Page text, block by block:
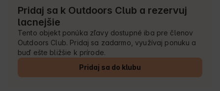
Pridaj sa k Outdoors Club a rezervuj
lacnejšie
Tento objekt ponúka zľavy dostupné iba pre členov
Outdoors Club. Pridaj sa zadarmo, využívaj ponuku a
buď ešte bližšie k prírode.
Pridaj sa do klubu